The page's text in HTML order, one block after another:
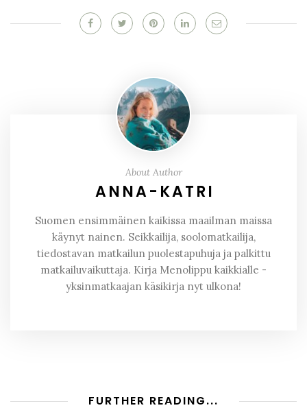
About Author
ANNA-KATRI
Suomen ensimmäinen kaikissa maailman maissa
käynyt nainen. Seikkailija, soolomatkailija,
tiedostavan matkailun puolestapuhuja ja palkittu
matkailuvaikuttaja. Kirja Menolippu kaikkialle -
yksinmatkaajan käsikirja nyt ulkona!
FURTHER READING...